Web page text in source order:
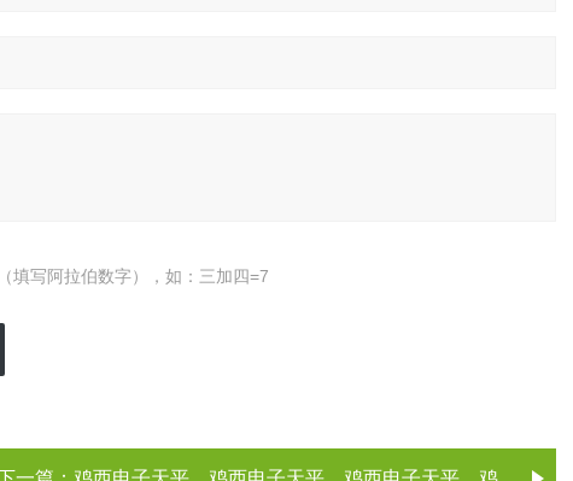
填写阿拉伯数字），如：三加四=7